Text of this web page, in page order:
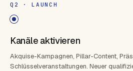
Q2 · LAUNCH
Kanäle aktivieren
Akquise-Kampagnen, Pillar-Content,
Schlüsselveranstaltungen. Neuer